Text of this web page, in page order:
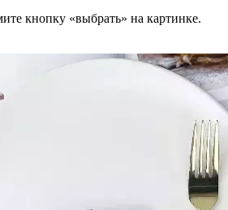
кнопку «выбрать» на картинке.